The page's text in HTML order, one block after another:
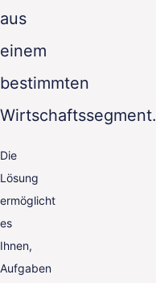
aus
einem
bestimmten
Wirtschaftssegment.
Die
Lösung
ermöglicht
es
Ihnen,
Aufgaben